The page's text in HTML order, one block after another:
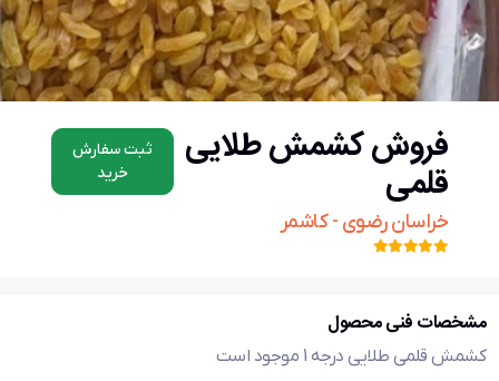
فروش کشمش طلایی
قلمی
خراسان رضوی - کاشمر
ثبت سفارش
خرید
مشخصات فنی محصول
کشمش قلمی طلایی درجه 1 موجود است